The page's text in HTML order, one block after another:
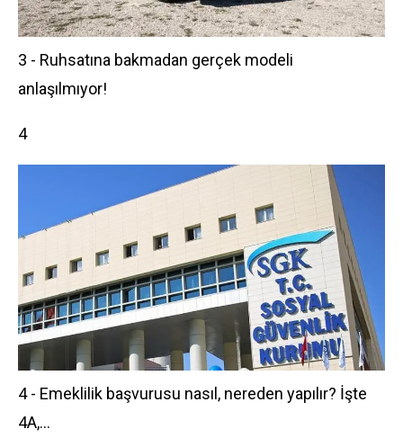
3 - Ruhsatına bakmadan gerçek modeli
anlaşılmıyor!
4
4 - Emeklilik başvurusu nasıl, nereden yapılır? İşte
4A,...